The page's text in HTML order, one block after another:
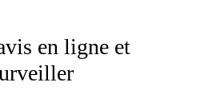
en ligne et